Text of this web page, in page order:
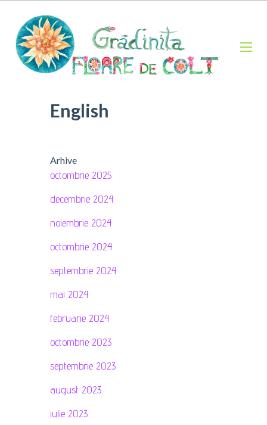
English
Arhive
octombrie 2025
decembrie 2024
noiembrie 2024
octombrie 2024
septembrie 2024
mai 2024
februarie 2024
octombrie 2023
septembrie 2023
august 2023
iulie 2023